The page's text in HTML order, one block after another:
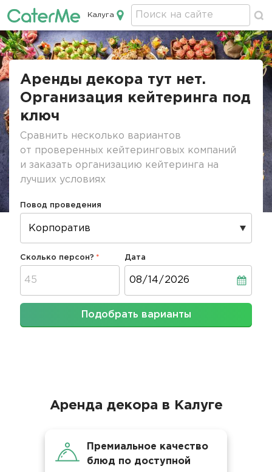
Кейтеринг в Калуге
Калуга
Строка
Аренды декора тут нет.
Организация кейтеринга под
ключ
Сравнить несколько вариантов
от проверенных кейтеринговых компаний
и заказать организацию кейтеринга на
лучших условиях
Повод проведения
Сколько персон? Дата
Подобрать варианты
Аренда декора в Калуге
Премиальное качество
блюд по доступной